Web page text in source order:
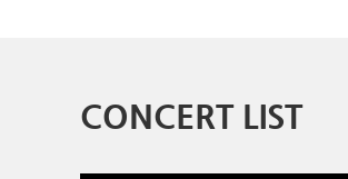
CONCERT LIST